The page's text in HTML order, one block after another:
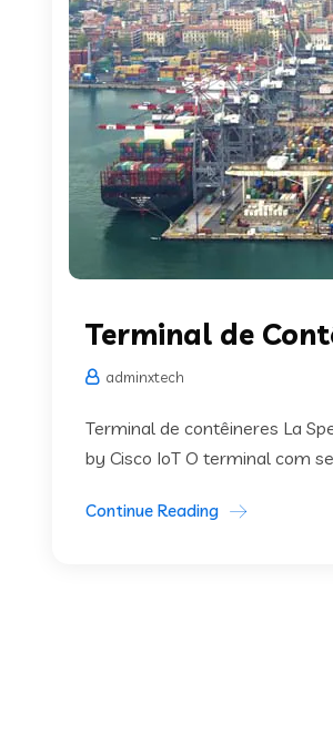
Terminal de
adminxtech
Terminal de contêineres La
by Cisco IoT O terminal com
Continue Reading